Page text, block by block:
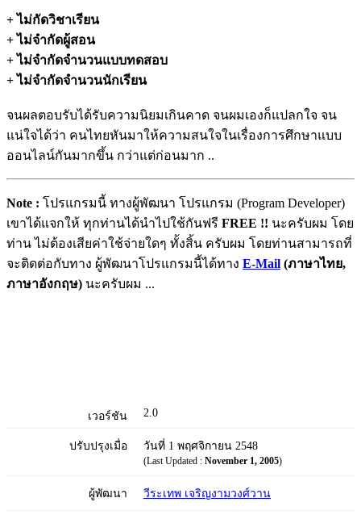
+ ไม่กัดวิชาเรียน
+ ไม่จำกัดผู้สอน
+ ไม่จำกัดจำนวนแบบทดสอบ
+ ไม่จำกัดจำนวนนักเรียน
จนผลตอบรับได้รับความนิยมเกินคาด จนผมเองก็แปลกใจ จน
แน่ใจได้ว่า คนไทยหันมาให้ความสนใจในเรื่องการศึกษาแบบ
ออนไลน์กันมากขึ้น กว่าแต่ก่อนมาก ..
Note : โปรแกรมนี้ ทางผู้พัฒนา โปรแกรม (Program Developer)
เขาได้แจกให้ ทุกท่านได้นำไปใช้กันฟรี FREE !! นะครับผม โดย
ท่าน ไม่ต้องเสียค่าใช้จ่ายใดๆ ทั้งสิ้น ครับผม โดยท่านสามารถที่
จะติดต่อกับทาง ผู้พัฒนาโปรแกรมนี้ได้ทาง E-Mail (ภาษาไทย,
ภาษาอังกฤษ) นะครับผม ...
เวอร์ชัน 2.0
ปรับปรุงเมื่อ วันที่ 1 พฤศจิกายน 2548
(Last Updated : November 1, 2005)
ผู้พัฒนา วีระเทพ เจริญงามวงศ์วาน